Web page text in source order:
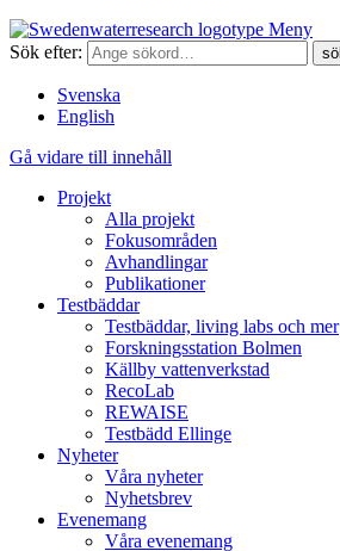
Meny
Sök efter:
Svenska
English
Gå vidare till innehåll
Projekt
Alla projekt
Fokusområden
Avhandlingar
Publikationer
Testbäddar
Testbäddar, living labs och mer
Forskningsstation Bolmen
Källby vattenverkstad
RecoLab
REWAISE
Testbädd Ellinge
Nyheter
Våra nyheter
Nyhetsbrev
Evenemang
Våra evenemang